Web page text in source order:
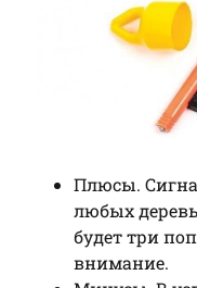
Плюсы.
любых
будет три
внимание.